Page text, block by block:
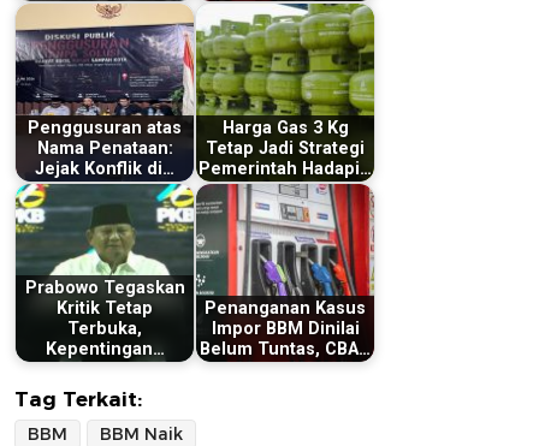
Penggusuran atas
Nama Penataan:
Jejak Konflik di…
Harga Gas 3 Kg
Tetap Jadi Strategi
Pemerintah Hadapi…
Prabowo Tegaskan
Kritik Tetap
Terbuka,
Kepentingan…
Penanganan Kasus
Impor BBM Dinilai
Belum Tuntas, CBA…
Tag Terkait:
BBM BBM Naik